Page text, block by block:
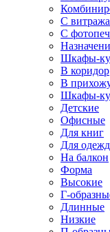
С
С
Шкафы-
В коридор
В
Шкафы-
Детские
Офисные
Для книг
Для
На балкон
Форма
Высокие
Г-
Длинные
Низкие